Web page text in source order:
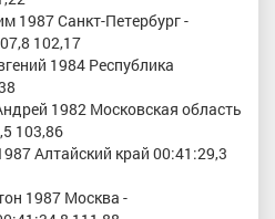
1987 Санкт-Петербург -
102,17
1984 Республика
1982 Московская область
103,86
Алтайский край 00:41:29,3
1987 Москва -